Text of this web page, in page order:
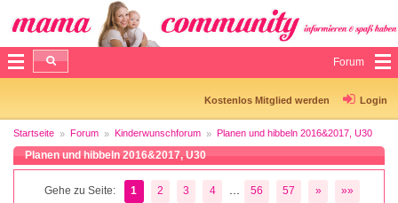
Forum
Kostenlos Mitglied werden Login
Startseite Forum Kinderwunschforum Planen und hibbeln 2016&2017, U30
Planen und hibbeln 2016&2017, U30
Gehe zu Seite: 1 2 3 4 56 57 » »»